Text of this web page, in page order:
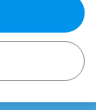
Vérifier la